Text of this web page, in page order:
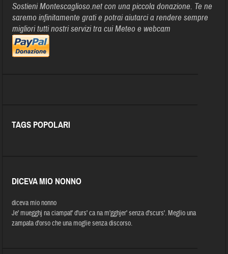
Sostieni Montescaglioso.net con una piccola donazione. Te ne
saremo infinitamente grati e potrai aiutarci a rendere sempre
migliori tutti nostri servizi tra cui Meteo e webcam
TAGS POPOLARI
DICEVA MIO NONNO
diceva mio nonno
Je' muegghj na ciampat' d'urs' ca na m'gghjer' senza d'scurs'. Meglio una
zampata d'orso che una moglie senza discorso.